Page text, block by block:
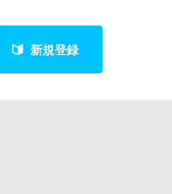
新規登録